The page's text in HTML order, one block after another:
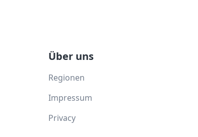
Über uns
Regionen
Impressum
Privacy